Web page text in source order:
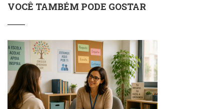
VOCÊ TAMBÉM PODE GOSTAR